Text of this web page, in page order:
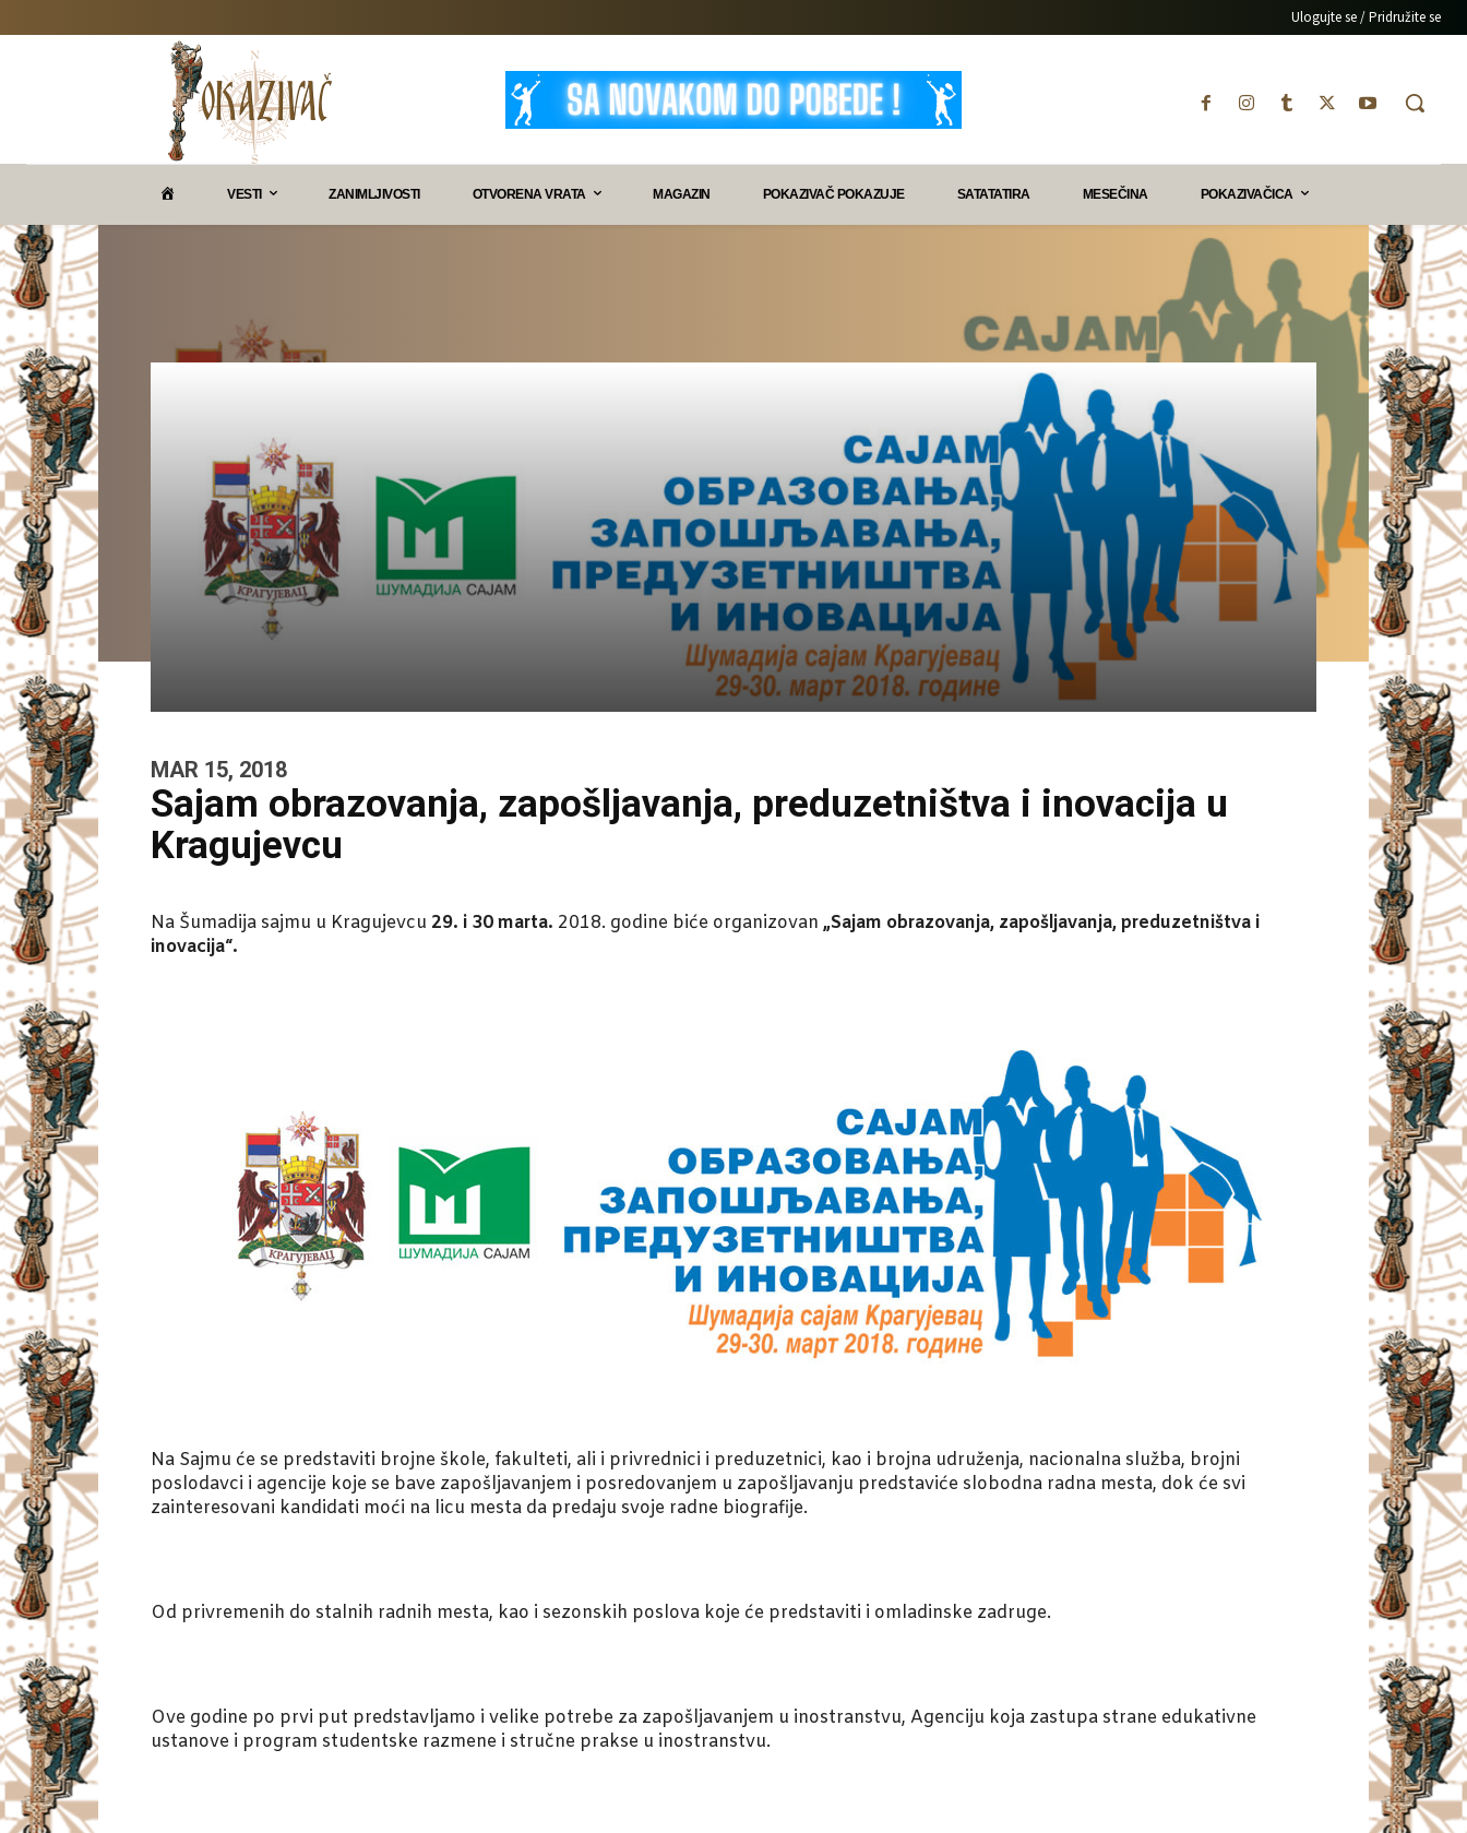
Ulogujte se / Pridružite se
VESTI ZANIMLJIVOSTI OTVORENA VRATA MAGAZIN POKAZIVAČ POKAZUJE SATATATIRA MESEČINA POKAZIVAČICA
MAR 15, 2018
Sajam obrazovanja, zapošljavanja, preduzetništva i inovacija u
Kragujevcu
Na Šumadija sajmu u Kragujevcu 29. i 30marta. 2018. godine biće organizovan „Sajam obrazovanja, zapošljavanja, preduzetništva i
inovacija“.
Na Sajmu će se predstaviti brojne škole, fakulteti, ali i privrednici i preduzetnici, kao i brojna udruženja, nacionalna služba, brojni
poslodavci i agencije koje se bave zapošljavanjem i posredovanjem u zapošljavanju predstaviće slobodna radna mesta, dok će svi
zainteresovani kandidati moći na licu mesta da predaju svoje radne biografije.
Od privremenih do stalnih radnih mesta, kao i sezonskih poslova koje će predstaviti i omladinske zadruge.
Ove godine po prvi put predstavljamo i velike potrebe za zapošljavanjem u inostranstvu, Agenciju koja zastupa strane edukativne
ustanove i program studentske razmene i stručne prakse u inostranstvu.